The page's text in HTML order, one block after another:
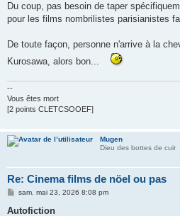
Du coup, pas besoin de taper
pour les films nombrilistes parisianistes
De toute façon, personne n'arrive à la
Kurosawa, alors bon...
--
Vous êtes mort
[2 points CLETCSOOEF]
Mugen
Dieu des bottes de cuir
Re: Cinema films de nöel ou pas
M
s
sam. mai 23, 2026 8:08 pm
Autofiction